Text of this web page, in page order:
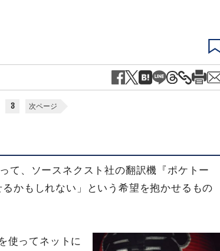
3 次ページ
て、ソースネクスト社の翻訳機『ポケトー
かもしれない」という希望を抱かせるもの
使ってネットに